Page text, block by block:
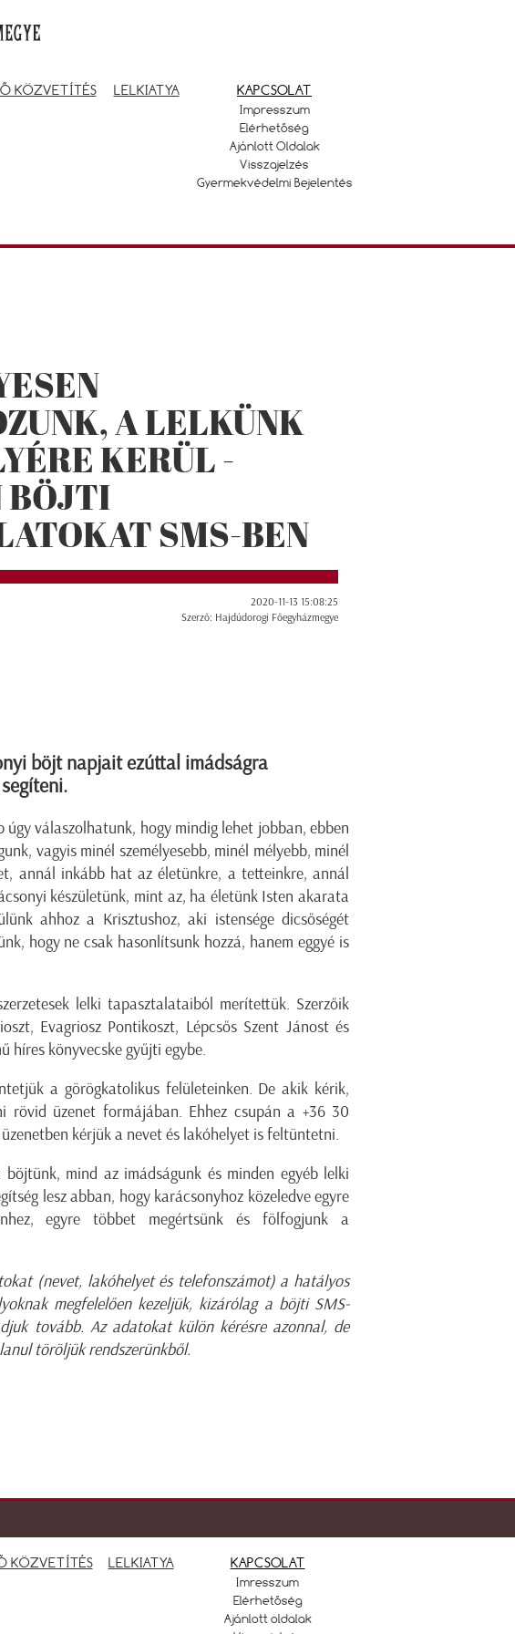
KÖZVETÍTÉS LELKIATYA KAPCSOLAT
Impresszum
Elérhetőség
Ajánlott Oldalak
Visszajelzés
Gyermekvédelmi Bejelentés
A LELKÜNK
KERÜL -
BÖJTI
SMS-BEN
2020-11-13 15:08:25
Szerző: Hajdúdorogi Főegyházmegye
böjt napjait ezúttal imádságra
úgy válaszolhatunk, hogy mindig lehet jobban, ebben
vagyis minél személyesebb, minél mélyebb, minél
annál inkább hat az életünkre, a tetteinkre, annál
készületünk, mint az, ha életünk Isten akarata
ahhoz a Krisztushoz, aki istensége dicsőségét
hogy ne csak hasonlítsunk hozzá, hanem eggyé is
lelki tapasztalataiból merítettük. Szerzőik
Evagriosz Pontikoszt, Lépcsős Szent Jánost és
híres könyvecske gyűjti egybe.
a görögkatolikus felületeinken. De akik kérik,
üzenet formájában. Ehhez csupán a +36 30
kérjük a nevet és lakóhelyet is feltüntetni.
mind az imádságunk és minden egyéb lelki
lesz abban, hogy karácsonyhoz közeledve egyre
egyre többet megértsünk és fölfogjunk a
(nevet, lakóhelyet és telefonszámot) a hatályos
megfelelően kezeljük, kizárólag a böjti SMS-
tovább. Az adatokat külön kérésre azonnal, de
töröljük rendszerünkből.
KÖZVETÍTÉS LELKIATYA KAPCSOLAT
Imresszum
Elérhetőség
Ajánlott oldalak